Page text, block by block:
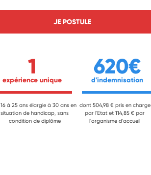
JE POSTULE
1
expérience unique
à 25 ans élargie à 30 ans en
situation de handicap, sans
condition de diplôme
620€
d'indemnisation
dont 504,98 € pris en charge
par l'Etat et 114,85 € par
l'organisme d'accueil